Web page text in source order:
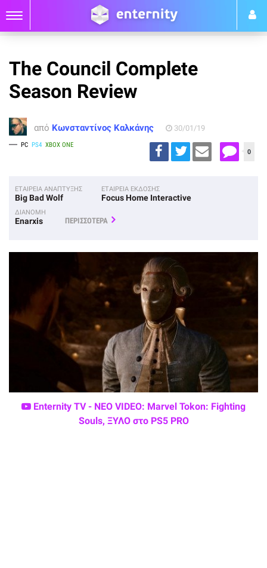
The Council Complete
Season Review
από Κωνσταντίνος Καλκάνης 30/01/19
PC PS4 XBOX ONE
0
ΕΤΑΙΡΕΙΑ ΑΝΑΠΤΥΞΗΣ
Big Bad Wolf
ΕΤΑΙΡΕΙΑ ΕΚΔΟΣΗΣ
Focus Home Interactive
ΔΙΑΝΟΜΗ
Enarxis ΠΕΡΙΣΣΟΤΕΡΑ
Enternity TV - ΝΕΟ VIDEO: Marvel Tokon: Fighting
Souls, ΞΥΛΟ στο PS5 PRO